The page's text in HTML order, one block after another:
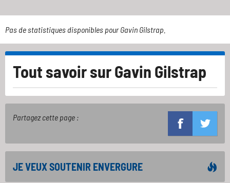
Pas de statistiques disponibles pour Gavin Gilstrap.
Tout savoir surGavin Gilstrap
Partagez cette page :
JE VEUX SOUTENIR ENVERGURE